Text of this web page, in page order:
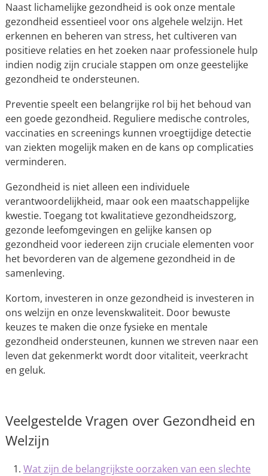
Naast lichamelijke gezondheid is ook onze mentale
gezondheid essentieel voor ons algehele welzijn. Het
erkennen en beheren van stress, het cultiveren van
positieve relaties en het zoeken naar professionele hulp
indien nodig zijn cruciale stappen om onze geestelijke
gezondheid te ondersteunen.
Preventie speelt een belangrijke rol bij het behoud van
een goede gezondheid. Reguliere medische controles,
vaccinaties en screenings kunnen vroegtijdige detectie
van ziekten mogelijk maken en de kans op complicaties
verminderen.
Gezondheid is niet alleen een individuele
verantwoordelijkheid, maar ook een maatschappelijke
kwestie. Toegang tot kwalitatieve gezondheidszorg,
gezonde leefomgevingen en gelijke kansen op
gezondheid voor iedereen zijn cruciale elementen voor
het bevorderen van de algemene gezondheid in de
samenleving.
Kortom, investeren in onze gezondheid is investeren in
ons welzijn en onze levenskwaliteit. Door bewuste
keuzes te maken die onze fysieke en mentale
gezondheid ondersteunen, kunnen we streven naar een
leven dat gekenmerkt wordt door vitaliteit, veerkracht
en geluk.
Veelgestelde Vragen over Gezondheid en
Welzijn
Wat zijn de belangrijkste oorzaken van een slechte